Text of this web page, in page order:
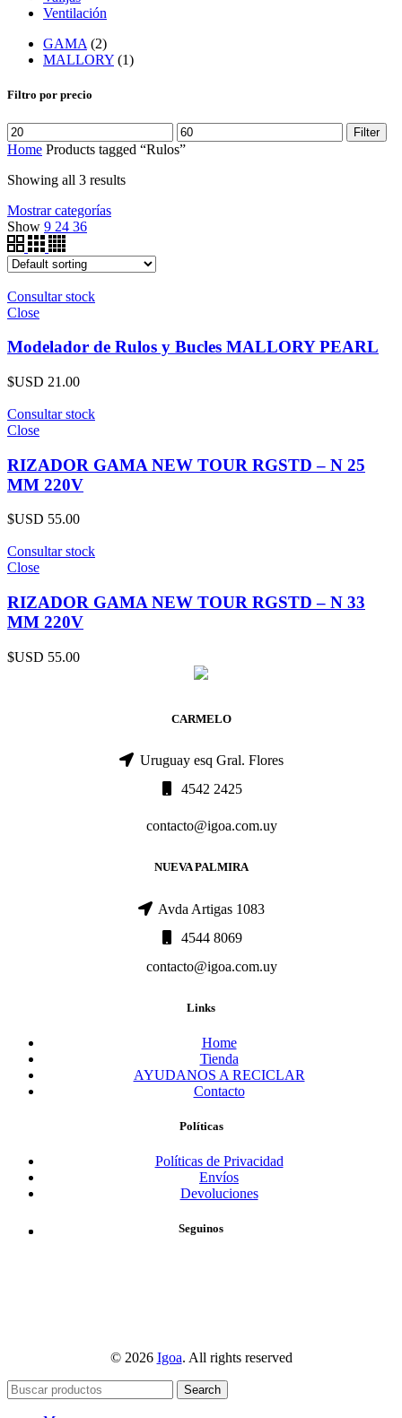
Ventilación
GAMA (2)
MALLORY (1)
Filtro por precio
Filter
Home Products tagged “Rulos”
Showing all 3 results
Mostrar categorías
Show 9 24 36
Consultar stock
Close
Modelador de Rulos y Bucles MALLORY PEARL
$USD 21.00
Consultar stock
Close
RIZADOR GAMA NEW TOUR RGSTD – N 25
MM 220V
$USD 55.00
Consultar stock
Close
RIZADOR GAMA NEW TOUR RGSTD – N 33
MM 220V
$USD 55.00
CARMELO
Uruguay esq Gral. Flores
4542 2425
contacto@igoa.com.uy
NUEVA PALMIRA
Avda Artigas 1083
4544 8069
contacto@igoa.com.uy
Links
Home
Tienda
AYUDANOS A RECICLAR
Contacto
Políticas
Políticas de Privacidad
Envíos
Devoluciones
Seguinos
© 2026 Igoa. All rights reserved
Search